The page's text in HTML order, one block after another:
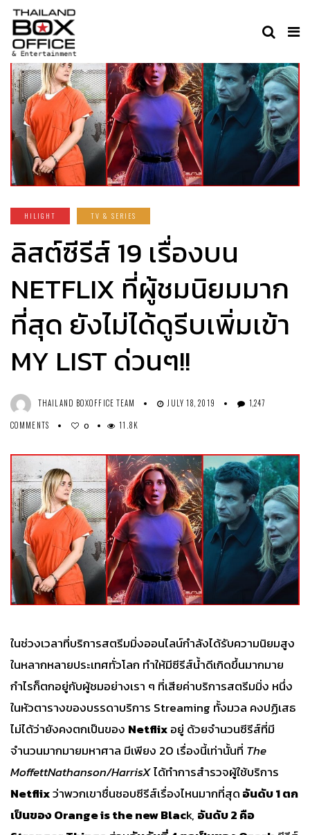
HILIGHT TV & SERIES
ลิสต์ซีรีส์ 19 เรื่องบน
NETFLIX ที่ผู้ชมนิยมมาก
ที่สุด ยังไม่ได้ดูรีบเพิ่มเข้า
MY LIST ด่วนๆ!!
THAILAND BOXOFFICE TEAM JULY 18, 2019
1,247
COMMENTS
0 11.8K
ในช่วงเวลาที่บริการสตรีมมิ่งออนไลน์กำลังได้รับความนิยมสูง
ในหลากหลายประเทศทั่วโลก ทำให้มีซีรีส์น้ำดีเกิดขึ้นมากมาย
กำไรก็ตกอยู่กับผู้ชมอย่างเรา ๆ ที่เสียค่าบริการสตรีมมิ่ง หนึ่ง
ในหัวตารางของบรรดาบริการ Streaming ทั้งมวล คงปฏิเสธ
ไม่ได้ว่ายังคงตกเป็นของ Netflixอยู่ ด้วยจำนวนซีรีส์ที่มี
จำนวนมากมายมหาศาล มีเพียง 20 เรื่องนี้เท่านั้นที่ The
MoffettNathanson/HarrisXได้ทำการสำรวจผู้ใช้บริการ
Netflixว่าพวกเขาชื่นชอบซีรีส์เรื่องไหนมากที่สุดอันดับ 1 ตก
เป็นของ Orange is the new Black, อันดับ 2 คือ